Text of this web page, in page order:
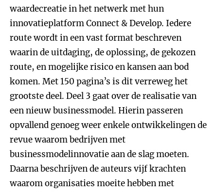
waardecreatie in het netwerk met hun
innovatieplatform Connect & Develop. Iedere
route wordt in een vast format beschreven
waarin de uitdaging, de oplossing, de gekozen
route, en mogelijke risico en kansen aan bod
komen. Met 150 pagina’s is dit verreweg het
grootste deel. Deel 3 gaat over de realisatie van
een nieuw businessmodel. Hierin passeren
opvallend genoeg weer enkele ontwikkelingen de
revue waarom bedrijven met
businessmodelinnovatie aan de slag moeten.
Daarna beschrijven de auteurs vijf krachten
waarom organisaties moeite hebben met